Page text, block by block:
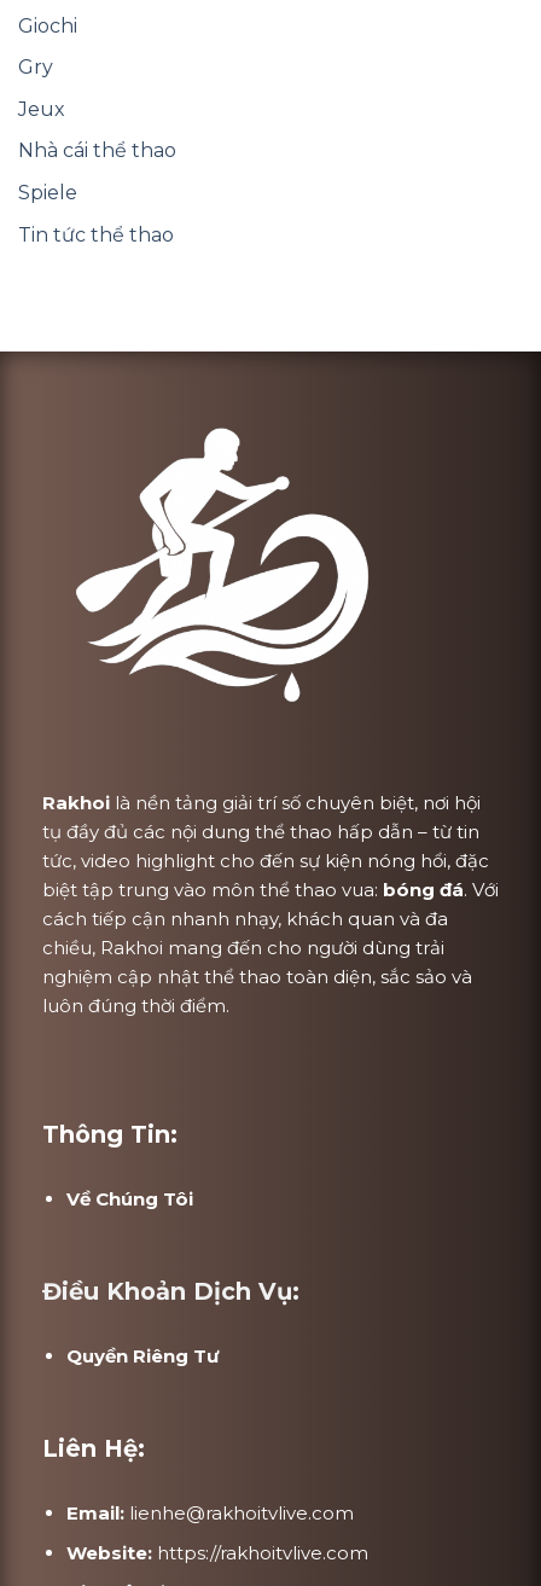
Giochi
Gry
Jeux
Nhà cái thể thao
Spiele
Tin tức thể thao
Rakhoi là nền tảng giải trí số chuyên biệt, nơi hội
tụ đầy đủ các nội dung thể thao hấp dẫn – từ tin
tức, video highlight cho đến sự kiện nóng hổi, đặc
biệt tập trung vào môn thể thao vua: bóng đá. Với
cách tiếp cận nhanh nhạy, khách quan và đa
chiều, Rakhoi mang đến cho người dùng trải
nghiệm cập nhật thể thao toàn diện, sắc sảo và
luôn đúng thời điểm.
Thông Tin:
Về Chúng Tôi
Điều Khoản Dịch Vụ:
Quyền Riêng Tư
Liên Hệ:
Email: lienhe@rakhoitvlive.com
Website: https://rakhoitvlive.com